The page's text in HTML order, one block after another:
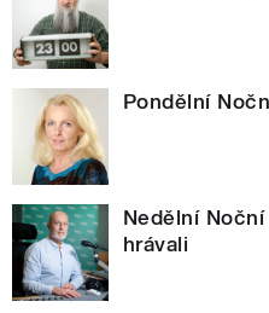
Pondělní
Nedělní
hrávali